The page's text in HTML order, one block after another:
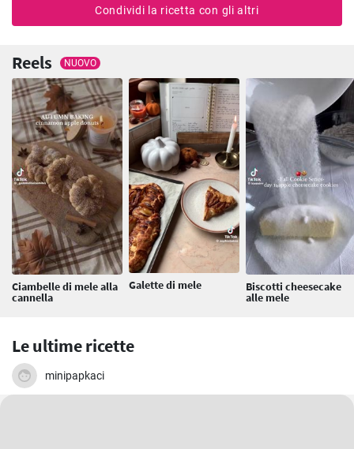
Condividi la ricetta con gli altri
Reels NUOVO
Ciambelle di mele alla
cannella
Galette di mele Biscotti cheesecake
alle mele
Le ultime ricette
minipapkaci